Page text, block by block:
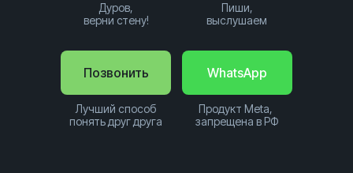
Позвонить
Лучший способ
понять друг друга
WhatsApp
Продукт Meta,
запрещена в РФ
Дуров,
верни стену!
Пиши,
выслушаем